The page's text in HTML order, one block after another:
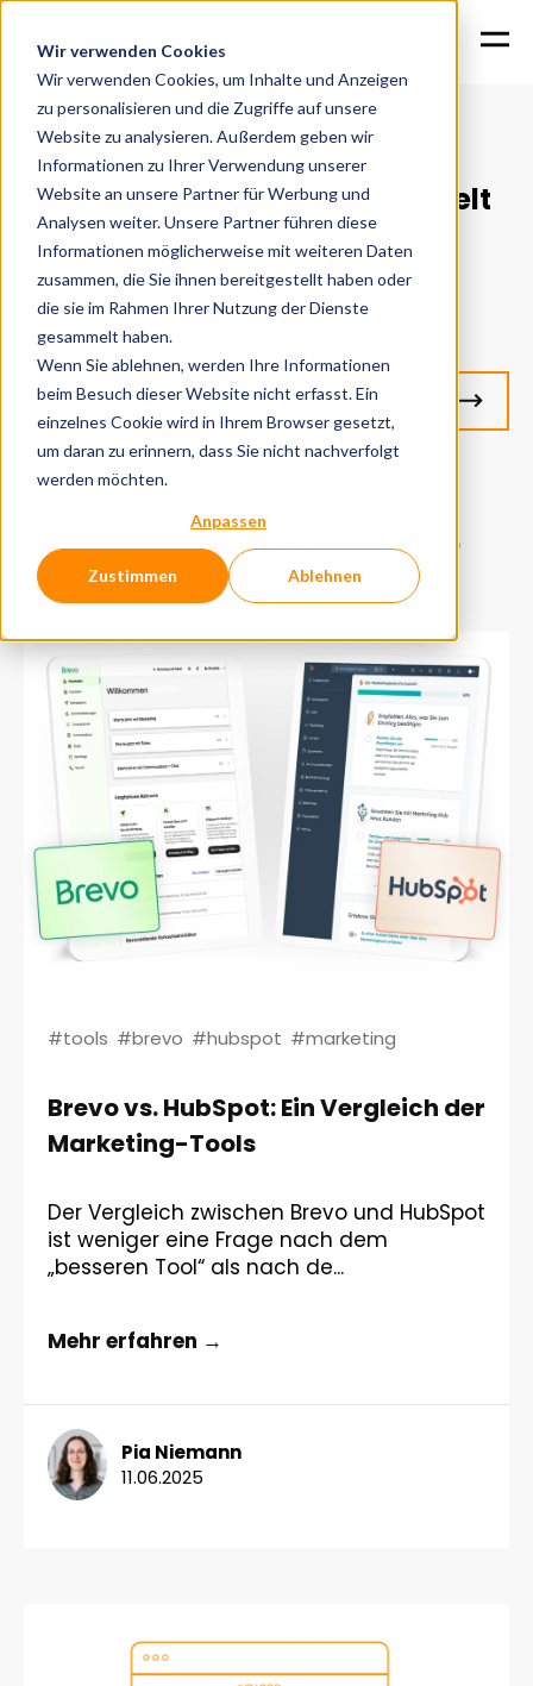
Wir verwenden Cookies
Wir verwenden Cookies, um Inhalte und Anzeigen
zu personalisieren und die Zugriffe auf unsere
Website zu analysieren. Außerdem geben wir
Informationen zu Ihrer Verwendung unserer
Website an unsere Partner für Werbung und
Analysen weiter. Unsere Partner führen diese
Informationen möglicherweise mit weiteren Daten
zusammen, die Sie ihnen bereitgestellt haben oder
die sie im Rahmen Ihrer Nutzung der Dienste
gesammelt haben.
Wenn Sie ablehnen, werden Ihre Informationen
beim Besuch dieser Website nicht erfasst. Ein
einzelnes Cookie wird in Ihrem Browser gesetzt,
um daran zu erinnern, dass Sie nicht nachverfolgt
werden möchten.
Anpassen
Zustimmen Ablehnen
Aktuelles aus der digitalen Welt
Entdecken Sie hier unsere News, Beiträge und
aktuellen Themen rund um digitale Lösungen.
Wenn Sie keine Updates verpassen möchten,
abonnieren Sie unseren Newsletter.
Direkt zur Newsletter-Anmeldung
Häufig gesuchte Themen: Alle #tools #brevo
#hubspot
#marketing
#tools #brevo #hubspot #marketing
Brevo vs. HubSpot: Ein Vergleich der
Marketing-Tools
Der Vergleich zwischen Brevo und HubSpot
ist weniger eine Frage nach dem
„besseren Tool“ als nach de...
Mehr erfahren →
Pia Niemann
11.06.2025